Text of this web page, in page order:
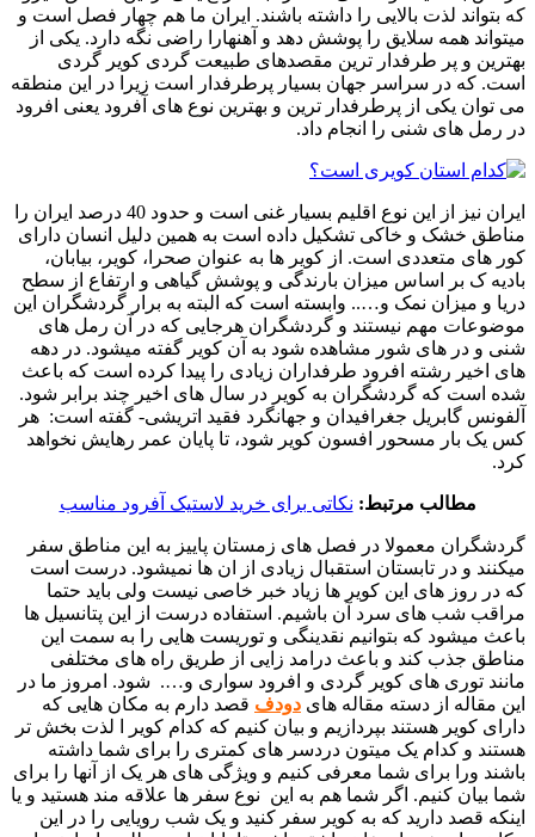
که بتواند لذت بالایی را داشته باشند. ایران ما هم چهار فصل است و
میتواند همه سلایق را پوشش دهد و آهنهارا راضی نگه دارد. یکی از
بهترین و پر طرفدار ترین مقصدهای طبیعت گردی کویر گردی
است. که در سراسر جهان بسیار پرطرفدار است زیرا در این منطقه
می توان یکی از پرطرفدار ترین و بهترین نوع های آفرود یعنی افرود
در رمل های شنی را انجام داد.
ایران نیز از این نوع اقلیم بسیار غنی است و حدود 40 درصد ایران را
مناطق خشک و خاکی تشکیل داده است به همین دلیل انسان دارای
کور های متعددی است. از کویر ها به عنوان صحرا، کویر، بیابان،
بادیه ک بر اساس میزان بارندگی و پوشش گیاهی و ارتفاع از سطح
دریا و میزان نمک و….. وابسته است که البته به برار گردشگران این
موضوعات مهم نیستند و گردشگران هرجایی که در آن رمل های
شنی و در های شور مشاهده شود به آن کویر گفته میشود. در دهه
های اخیر رشته افرود طرفداران زیادی را پیدا کرده است که باعث
شده است که گردشگران به کویر در سال های اخیر چند برابر شود.
آلفونس گابریل جغرافیدان و جهانگرد فقید اتریشی- گفته است: هر
کس یک بار مسحور افسون کویر شود، تا پایان عمر رهایش نخواهد
کرد.
مطالب مرتبط: نکاتی برای خرید لاستیک آفرود مناسب
گردشگران معمولا در فصل های زمستان پاییز به این مناطق سفر
میکنند و در تابستان استقبال زیادی از ان ها نمیشود. درست است
که در روز های این کویر ها زیاد خبر خاصی نیست ولی باید حتما
مراقب شب های سرد آن باشیم. استفاده درست از این پتانسیل ها
باعث میشود که بتوانیم نقدینگی و توریست هایی را به سمت این
مناطق جذب کند و باعث درامد زایی از طریق راه های مختلفی
مانند توری های کویر گردی و افرود سواری و…. شود. امروز ما در
این مقاله از دسته مقاله های دودف قصد دارم به مکان هایی که
دارای کویر هستند بپردازیم و بیان کنیم که کدام کویر ا لذت بخش تر
هستند و کدام یک میتون دردسر های کمتری را برای شما داشته
باشند ورا برای شما معرفی کنیم و ویژگی های هر یک از آنها را برای
شما بیان کنیم. اگر شما هم به این نوع سفر ها علاقه مند هستید و یا
اینکه قصد دارید که به کویر سفر کنید و یک شب رویایی را در این